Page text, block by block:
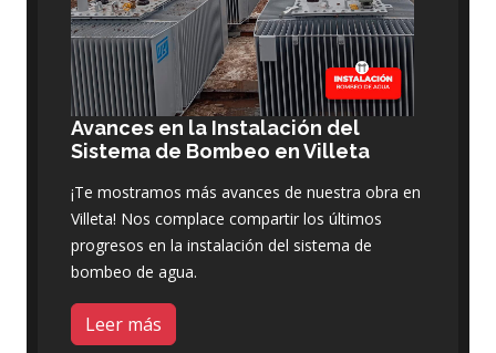
Avances en la Instalación del
Sistema de Bombeo en Villeta
¡Te mostramos más avances de nuestra obra en
Villeta! Nos complace compartir los últimos
progresos en la instalación del sistema de
bombeo de agua.
Leer más